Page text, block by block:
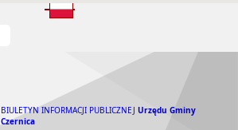
BIULETYN INFORMACJI PUBLICZNEJ Urzędu Gminy
Czernica